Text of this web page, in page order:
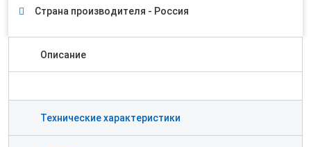
Страна производителя - Россия
Описание
Технические характеристики